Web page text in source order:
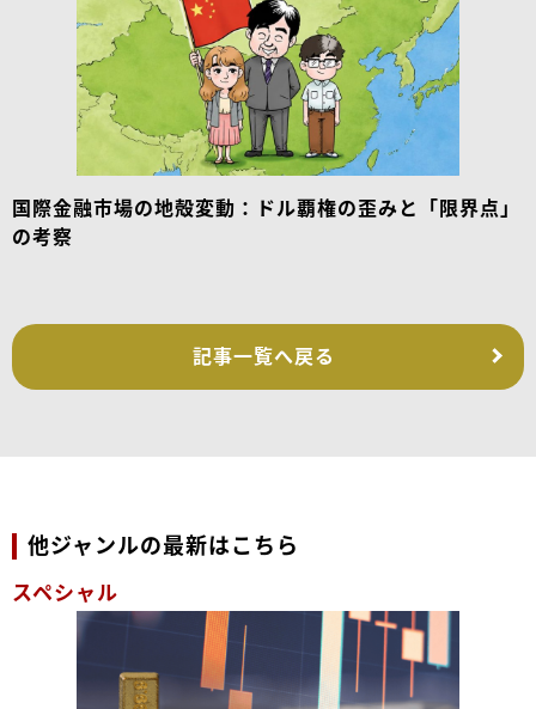
国際金融市場の地殻変動：ドル覇権の歪みと「限界点」
の考察
記事一覧へ戻る
他ジャンルの最新はこちら
スペシャル